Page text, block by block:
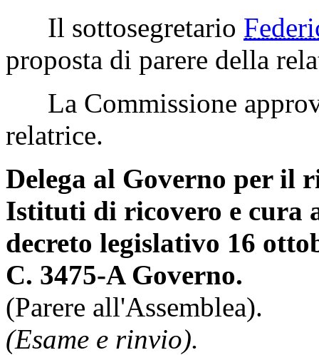
Il sottosegretario
proposta di parere della
La Commissione
relatrice.
Delega al Governo per il
Istituti di ricovero e cura
decreto legislativo 16
C. 3475-A Governo.
(Parere all'Assemblea).
(Esame e rinvio).